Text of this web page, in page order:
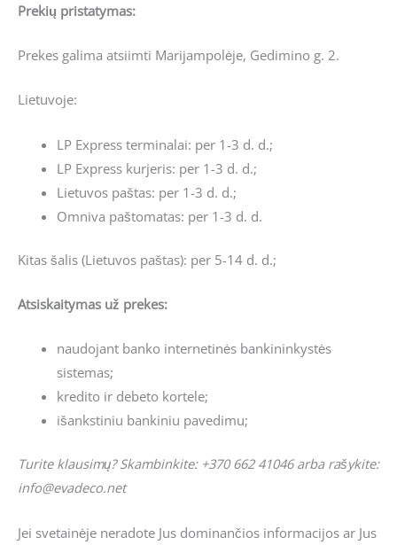
Prekių pristatymas:
Prekes galima atsiimti Marijampolėje, Gedimino g. 2.
Lietuvoje:
LP Express terminalai: per 1-3 d. d.;
LP Express kurjeris: per 1-3 d. d.;
Lietuvos paštas: per 1-3 d. d.;
Omniva paštomatas: per 1-3 d. d.
Kitas šalis (Lietuvos paštas): per 5-14 d. d.;
Atsiskaitymas už prekes:
naudojant banko internetinės bankininkystės
sistemas;
kredito ir debeto kortele;
išankstiniu bankiniu pavedimu;
Turite klausimų? Skambinkite: +370 662 41046 arba rašykite:
info@evadeco.net
Jei svetainėje neradote Jus dominančios informacijos ar Jus